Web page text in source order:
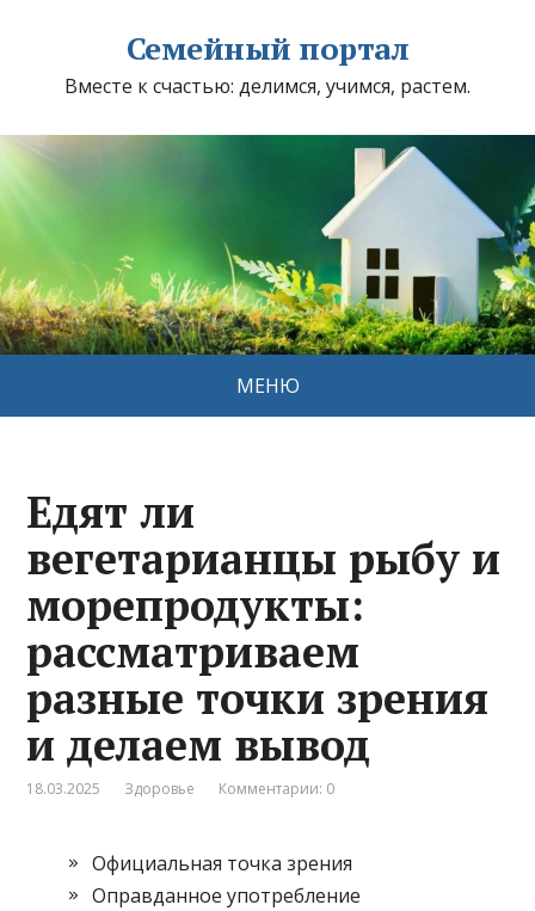
Семейный портал
Вместе к счастью: делимся, учимся, растем.
МЕНЮ
Едят ли
вегетарианцы рыбу и
морепродукты:
рассматриваем
разные точки зрения
и делаем вывод
18.03.2025 Здоровье Комментарии: 0
Официальная точка зрения
Оправданное употребление